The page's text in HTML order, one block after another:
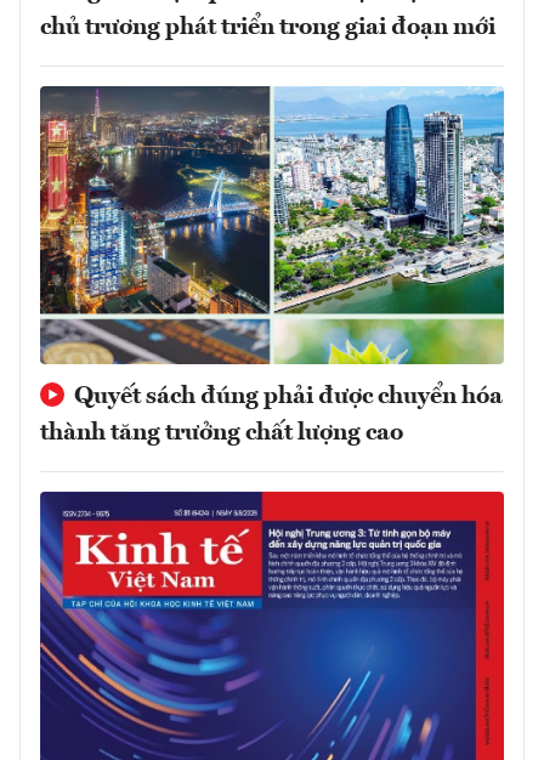
chủ trương phát triển trong giai đoạn mới
Quyết sách đúng phải được chuyển hóa
thành tăng trưởng chất lượng cao